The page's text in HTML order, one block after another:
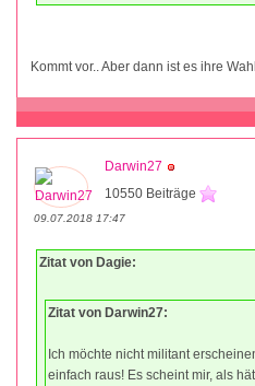
Kommt vor.. Aber dann ist es ihre
Darwin27
10550 Beiträge
09.07.2018 17:47
Zitat von Dagie:
Zitat von Darwin27:
Ich möchte nicht militant
einfach raus! Es scheint mir, als